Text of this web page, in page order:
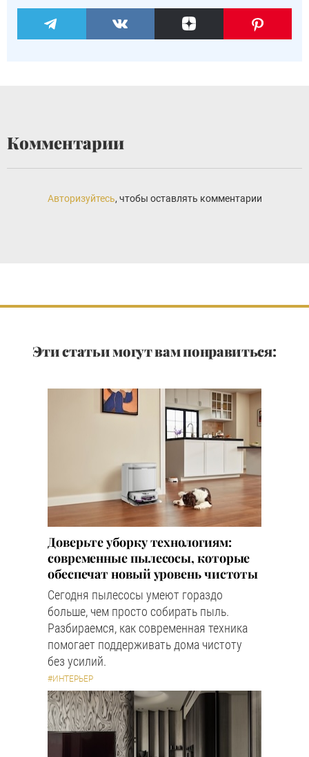
Комментарии
Авторизуйтесь, чтобы оставлять комментарии
Эти статьи могут вам понравиться:
Доверьте уборку технологиям:
современные пылесосы, которые
обеспечат новый уровень чистоты
Сегодня пылесосы умеют гораздо
больше, чем просто собирать пыль.
Разбираемся, как современная техника
помогает поддерживать дома чистоту
без усилий.
#ИНТЕРЬЕР